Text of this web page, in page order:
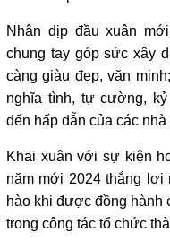
Nhân dịp đầu xuân
chung tay góp sức xây
càng giàu đẹp, văn
nghĩa tình, tự cường,
đến hấp dẫn của các
Khai xuân với sự kiện
năm mới 2024 thắng lợi
hào khi được đồng hành
trong công tác tổ chức